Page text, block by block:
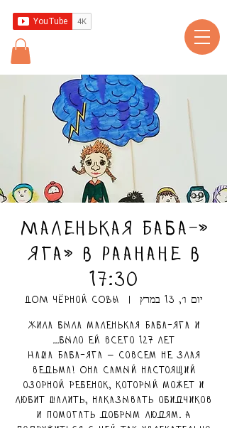
«Маленькая Баба-
Яга» в Раанане в
17:30
יום ו׳, 13 במרץ ДОМ чёрной СОВЫ
Жила была маленькая Баба-Яга и
Наша Баба-Яга — совсем не злая
ведьма! Она самый настоящий
озорной ребенок, который может и
любит шалить, наказывать обидчиков
и помогать добрым людям. А